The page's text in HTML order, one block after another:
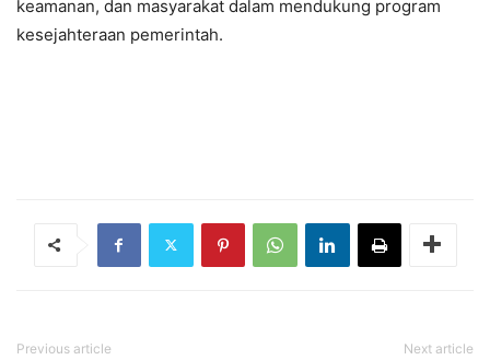
keamanan, dan masyarakat dalam mendukung program
kesejahteraan pemerintah.
Previous article Next article